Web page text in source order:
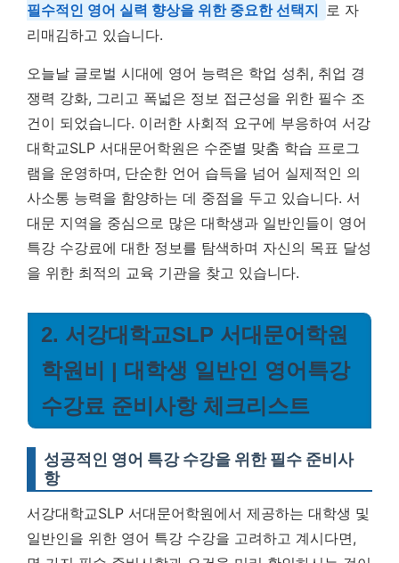
필수적인 영어 실력 향상을 위한 중요한 선택지 로 자
리매김하고 있습니다.
오늘날 글로벌 시대에 영어 능력은 학업 성취, 취업 경
쟁력 강화, 그리고 폭넓은 정보 접근성을 위한 필수 조
건이 되었습니다. 이러한 사회적 요구에 부응하여 서강
대학교SLP 서대문어학원은 수준별 맞춤 학습 프로그
램을 운영하며, 단순한 언어 습득을 넘어 실제적인 의
사소통 능력을 함양하는 데 중점을 두고 있습니다. 서
대문 지역을 중심으로 많은 대학생과 일반인들이 영어
특강 수강료에 대한 정보를 탐색하며 자신의 목표 달성
을 위한 최적의 교육 기관을 찾고 있습니다.
2. 서강대학교SLP 서대문어학원
학원비 | 대학생 일반인 영어특강
수강료 준비사항 체크리스트
성공적인 영어 특강 수강을 위한 필수 준비사
항
서강대학교SLP 서대문어학원에서 제공하는 대학생 및
일반인을 위한 영어 특강 수강을 고려하고 계시다면,